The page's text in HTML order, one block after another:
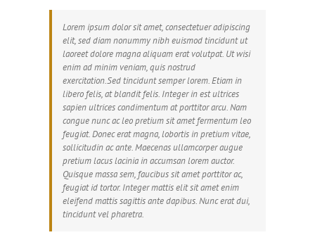
Lorem ipsum dolor sit amet, consectetuer adipiscing
elit, sed diam nonummy nibh euismod tincidunt ut
laoreet dolore magna aliquam erat volutpat. Ut wisi
enim ad minim veniam, quis nostrud
exercitation.Sed tincidunt semper lorem. Etiam in
libero felis, at blandit felis. Integer in est ultrices
sapien ultrices condimentum at porttitor arcu. Nam
congue nunc ac leo pretium sit amet fermentum leo
feugiat. Donec erat magna, lobortis in pretium vitae,
sollicitudin ac ante. Maecenas ullamcorper augue
pretium lacus lacinia in accumsan lorem auctor.
Quisque massa sem, faucibus sit amet porttitor ac,
feugiat id tortor. Integer mattis elit sit amet enim
eleifend mattis sagittis ante dapibus. Nunc erat dui,
tincidunt vel pharetra.